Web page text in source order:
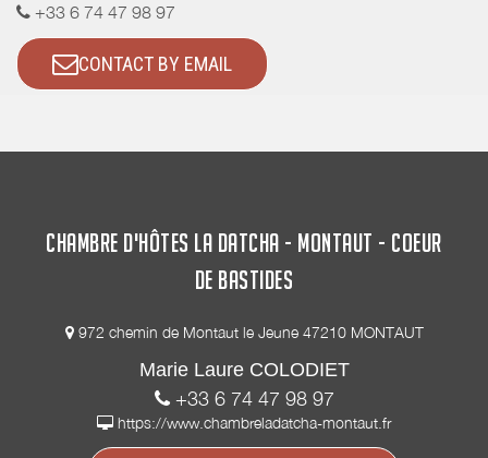
+33 6 74 47 98 97
CONTACT BY EMAIL
CHAMBRE D'HÔTES LA DATCHA - MONTAUT - COEUR
DE BASTIDES
972 chemin de Montaut le Jeune 47210 MONTAUT
Marie Laure COLODIET
+33 6 74 47 98 97
https://www.chambreladatcha-montaut.fr